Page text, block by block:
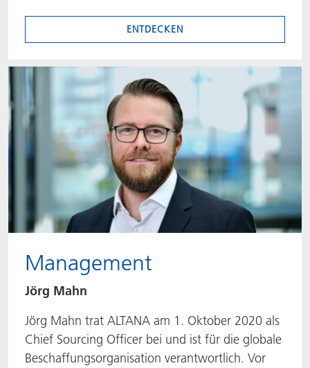
ENTDECKEN
Management
Jörg Mahn
Jörg Mahn trat ALTANA am 1. Oktober 2020 als
Chief Sourcing Officer bei und ist für die globale
Beschaffungsorganisation verantwortlich. Vor